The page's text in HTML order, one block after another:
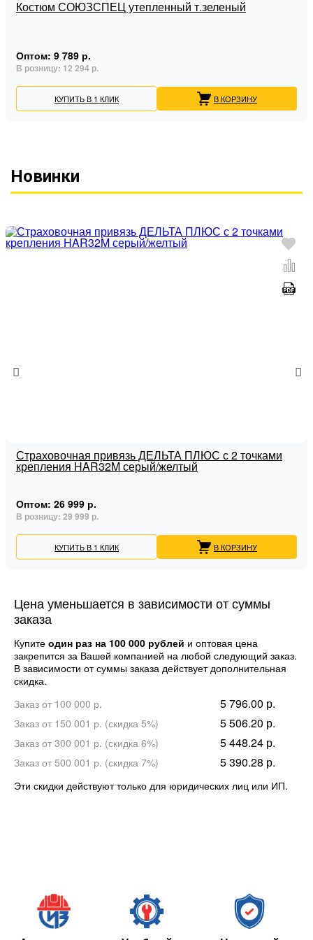
Костюм СОЮЗСПЕЦ утепленный т.зеленый
Оптом: 9 789 р.
В розницу: 12 294 р.
КУПИТЬ В 1 КЛИК В КОРЗИНУ
Новинки
Страховочная привязь ДЕЛЬТА ПЛЮС с 2 точками
крепления HAR32M серый/желтый
Оптом: 26 999 р.
В розницу: 29 999 р.
КУПИТЬ В 1 КЛИК В КОРЗИНУ
Цена уменьшается в зависимости от суммы
заказа
Купите один раз на 100 000 рублей и оптовая цена
закрепится за Вашей компанией на любой следующий заказ.
В зависимости от суммы заказа действует дополнительная
скидка.
Заказ от 100 000 р.
5 796.00 р.
Заказ от 150 001 р. (скидка 5%) 5 506.20 р.
Заказ от 300 001 р. (скидка 6%) 5 448.24 р.
Заказ от 500 001 р. (скидка 7%) 5 390.28 р.
Эти скидки действуют только для юридических лиц или ИП.